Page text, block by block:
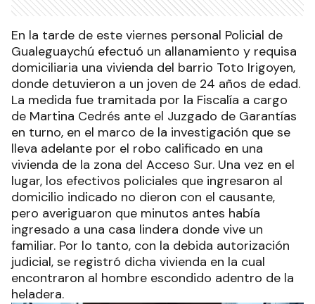
En la tarde de este viernes personal Policial de
Gualeguaychú efectuó un allanamiento y requisa
domiciliaria una vivienda del barrio Toto Irigoyen,
donde detuvieron a un joven de 24 años de edad.
La medida fue tramitada por la Fiscalía a cargo
de Martina Cedrés ante el Juzgado de Garantías
en turno, en el marco de la investigación que se
lleva adelante por el robo calificado en una
vivienda de la zona del Acceso Sur. Una vez en el
lugar, los efectivos policiales que ingresaron al
domicilio indicado no dieron con el causante,
pero averiguaron que minutos antes había
ingresado a una casa lindera donde vive un
familiar. Por lo tanto, con la debida autorización
judicial, se registró dicha vivienda en la cual
encontraron al hombre escondido adentro de la
heladera.